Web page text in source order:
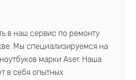
в наш сервис по ремонту
Мы специализируемся на
марки Aser. Наша
в себя опытных